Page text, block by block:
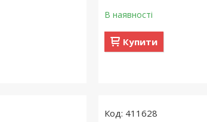
В наявності
Купити
411628